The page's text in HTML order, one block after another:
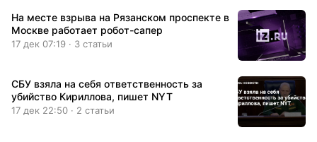
На месте взрыва на Рязанском проспекте в
Москве работает робот-сапер
17 дек 07:19 · 3 статьи
СБУ взяла на себя ответственность за
убийство Кириллова, пишет NYT
17 дек 22:50 · 2 статьи